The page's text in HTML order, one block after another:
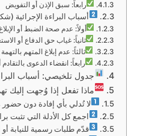
رابعاً: سبق الإذن أو التفويض
أسباب البراءة الإجرائية
أولاً: عدم صحة الضبط أو
ثانياً: غياب حق الدفاع أو
ثالثاً: عدم إبلاغ المتهم
رابعاً: انقضاء الدعوى
جدول تلخيصي: أسباب
ماذا تفعل إذا وُجهت إليك
لا تُدلي بأي إفادة دون حضور
اجمع كل الأدلة التي تثبت
قدّم طلبات رسمية للنيابة